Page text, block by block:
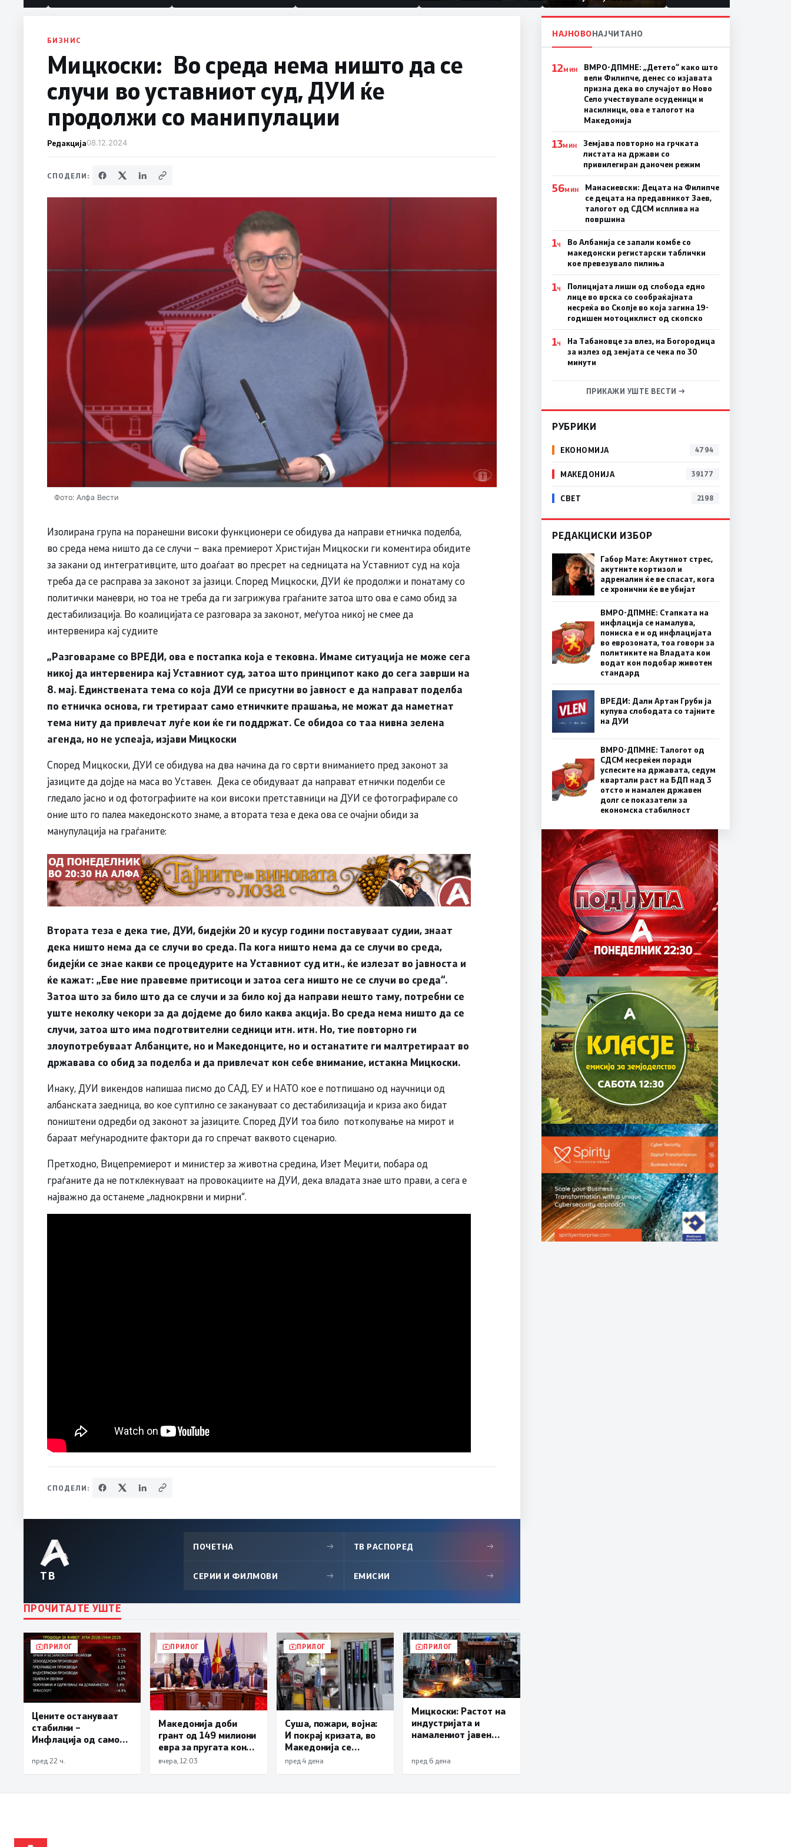
половина тунел во слепа
првачиња помалку
БИЗНИС
Мицкоски: Во среда нема ништо да се
случи во уставниот суд, ДУИ ќе
продолжи со манипулации
Редакција08.12.2024
СПОДЕЛИ:
Фото: Алфа Вести
Изолирана група на поранешни високи функционери се обидува да направи етничка поделба,
во среда нема ништо да се случи – вака премиерот Христијан Мицкоски ги коментира обидите
за закани од интегративците, што доаѓаат во пресрет на седницата на Уставниот суд на која
треба да се расправа за законот за јазици. Според Мицкоски, ДУИ ќе продолжи и понатаму со
политички маневри, но тоа не треба да ги загрижува граѓаните затоа што ова е само обид за
дестабилизација. Во коалицијата се разговара за законот, меѓутоа никој не смее да
интервенира кај судиите
„Разговараме со ВРЕДИ, ова е постапка која е тековна. Имаме ситуација не може сега
никој да интервенира кај Уставниот суд, затоа што принципот како до сега заврши на
8. мај. Единствената тема со која ДУИ се присутни во јавност е да направат поделба
по етничка основа, ги третираат само етничките прашања, не можат да наметнат
тема ниту да привлечат луѓе кои ќе ги поддржат. Се обидоа со таа нивна зелена
агенда, но не успеаја, изјави Мицкоски
Според Мицкоски, ДУИ се обидува на два начина да го сврти вниманието пред законот за
јазиците да дојде на маса во Уставен. Дека се обидуваат да направат етнички поделби се
гледало јасно и од фотографиите на кои високи претставници на ДУИ се фотографирале со
оние што го палеа македонското знаме, а втората теза е дека ова се очајни обиди за
манупулација на граѓаните:
Втората теза е дека тие, ДУИ, бидејќи 20 и кусур години поставуваат судии, знаат
дека ништо нема да се случи во среда. Па кога ништо нема да се случи во среда,
бидејќи се знае какви се процедурите на Уставниот суд итн., ќе излезат во јавноста и
ќе кажат: „Еве ние правевме притисоци и затоа сега ништо не се случи во среда“.
Затоа што за било што да се случи и за било кој да направи нешто таму, потребни се
уште неколку чекори за да дојдеме до било каква акција. Во среда нема ништо да се
случи, затоа што има подготвителни седници итн. итн. Но, тие повторно ги
злоупотребуваат Албанците, но и Македонците, но и останатите ги малтретираат во
државава со обид за поделба и да привлечат кон себе внимание, истакна Мицкоски.
Инаку, ДУИ викендов напишаа писмо до САД, ЕУ и НАТО кое е потпишано од научници од
албанската заедница, во кое суптилно се закануваат со дестабилизација и криза ако бидат
поништени одредби од законот за јазиците. Според ДУИ тоа било поткопување на мирот и
бараат меѓународните фактори да го спречат ваквото сценарио.
Претходно, Вицепремиерот и министер за животна средина, Изет Меџити, побара од
граѓаните да не потклекнуваат на провокациите на ДУИ, дека владата знае што прави, а сега е
најважно да останеме „ладнокрвни и мирни“.
СПОДЕЛИ:
ТВ
ПОЧЕТНА → ТВ РАСПОРЕД →
СЕРИИ И ФИЛМОВИ → ЕМИСИИ →
ПРОЧИТАЈТЕ УШТЕ
ПРИЛОГ
Цените остануваат
стабилни –
Инфлација од само
2,3% на годишно ниво
пред 22 ч.
ПРИЛОГ
Македонија доби
грант од 149 милиони
евра за пругата кон
Бугарија
вчера, 12:03
ПРИЛОГ
Суша, пожари, војна:
И покрај кризата, во
Македонија се
очекува
пред 4 дена
ПРИЛОГ
Мицкоски: Растот на
индустријата и
намалениот јавен
за граѓаните и успеси
за државата
пред 6 дена
НАЈНОВОНАЈЧИТАНО
12МИН
ВМРО-ДПМНЕ: „Детето“ како што
вели Филипче, денес со изјавата
призна дека во случајот во Ново
Село учествувале осуденици и
насилници, ова е талогот на
Македонија
13МИН
Земјава повторно на грчката
листата на држави со
привилегиран даночен режим
56МИН
Манасиевски: Децата на Филипче
се децата на предавникот Заев,
талогот од СДСМ исплива на
површина
1Ч
Во Албанија се запали комбе со
македонски регистарски таблички
кое превезувало пилиња
1Ч
Полицијата лиши од слобода едно
лице во врска со сообраќајната
несреќа во Скопје во која загина 19-
годишен мотоциклист од скопско
1Ч
На Табановце за влез, на Богородица
за излез од земјата се чека по 30
минути
ПРИКАЖИ УШТЕ ВЕСТИ →
РУБРИКИ
ЕКОНОМИЈА 4794
МАКЕДОНИЈА 39177
СВЕТ 2198
РЕДАКЦИСКИ ИЗБОР
Габор Мате: Акутниот стрес,
акутните кортизол и
адреналин ќе ве спасат, кога
се хронични ќе ве убијат
ВМРО-ДПМНЕ: Стапката на
инфлација се намалува,
пониска е и од инфлацијата
во еврозоната, тоа говори за
политиките на Владата кои
водат кон подобар животен
стандард
ВРЕДИ: Дали Артан Груби ја
купува слободата со тајните
на ДУИ
ВМРО-ДПМНЕ: Талогот од
СДСМ несреќен поради
успесите на државата, седум
квартали раст на БДП над 3
отсто и намален државен
долг се показатели за
економска стабилност